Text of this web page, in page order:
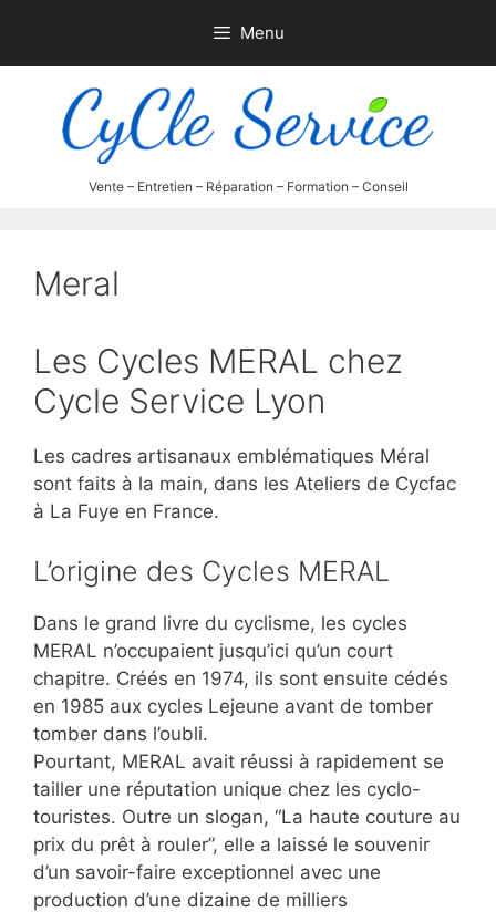
contenu
Menu
Meral
Les Cycles MERAL chez
Cycle Service Lyon
Les cadres artisanaux emblématiques Méral
sont faits à la main, dans les Ateliers de Cycfac
à La Fuye en France.
L’origine des Cycles MERAL
Dans le grand livre du cyclisme, les cycles
MERAL n’occupaient jusqu’ici qu’un court
chapitre. Créés en 1974, ils sont ensuite cédés
en 1985 aux cycles Lejeune avant de tomber
tomber dans l’oubli.
Pourtant, MERAL avait réussi à rapidement se
tailler une réputation unique chez les cyclo-
touristes. Outre un slogan, “La haute couture au
prix du prêt à rouler”, elle a laissé le souvenir
d’un savoir-faire exceptionnel avec une
production d’une dizaine de milliers